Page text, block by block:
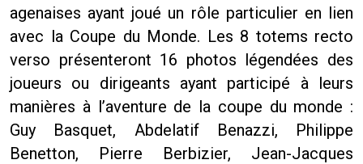
agenaises ayant joué un rôle particulier en lien
avec la Coupe du Monde. Les 8 totems recto
verso présenteront 16 photos légendées des
joueurs ou dirigeants ayant participé à leurs
manières à l’aventure de la coupe du monde :
Guy Basquet, Abdelatif Benazzi, Philippe
Benetton, Pierre Berbizier, Jean-Jacques